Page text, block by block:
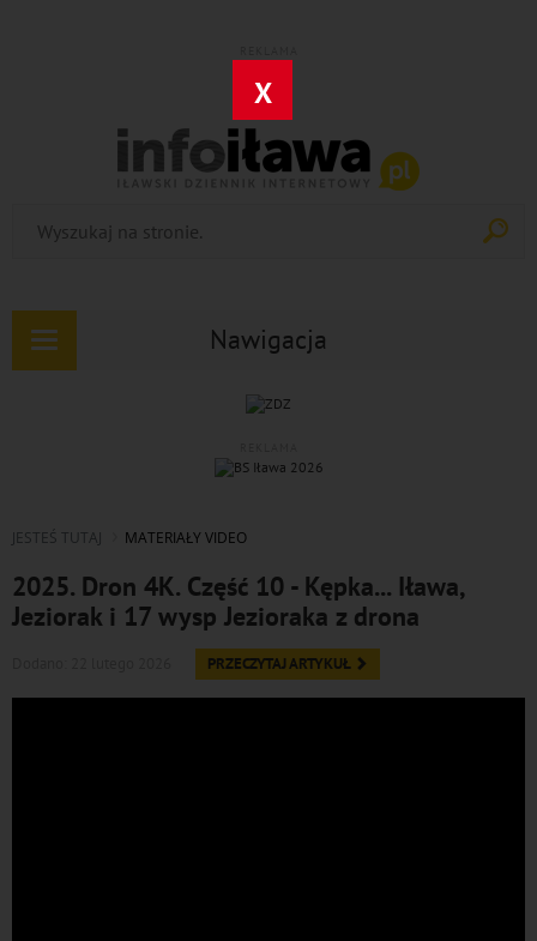
X
Nawigacja
Rozwiń
JESTEŚ TUTAJ MATERIAŁY VIDEO
2025. Dron 4K. Część 10 - Kępka... Iława,
Jeziorak i 17 wysp Jezioraka z drona
PRZECZYTAJ ARTYKUŁ